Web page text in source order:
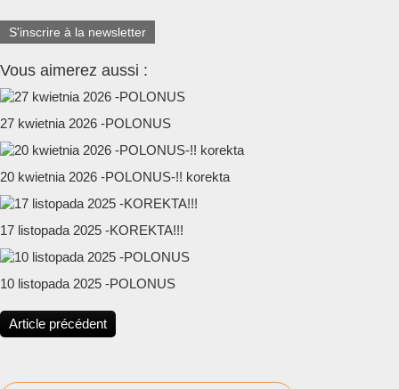
S'inscrire à la newsletter
Vous aimerez aussi :
27 kwietnia 2026 -POLONUS
20 kwietnia 2026 -POLONUS-!! korekta
17 listopada 2025 -KOREKTA!!!
10 listopada 2025 -POLONUS
Article précédent